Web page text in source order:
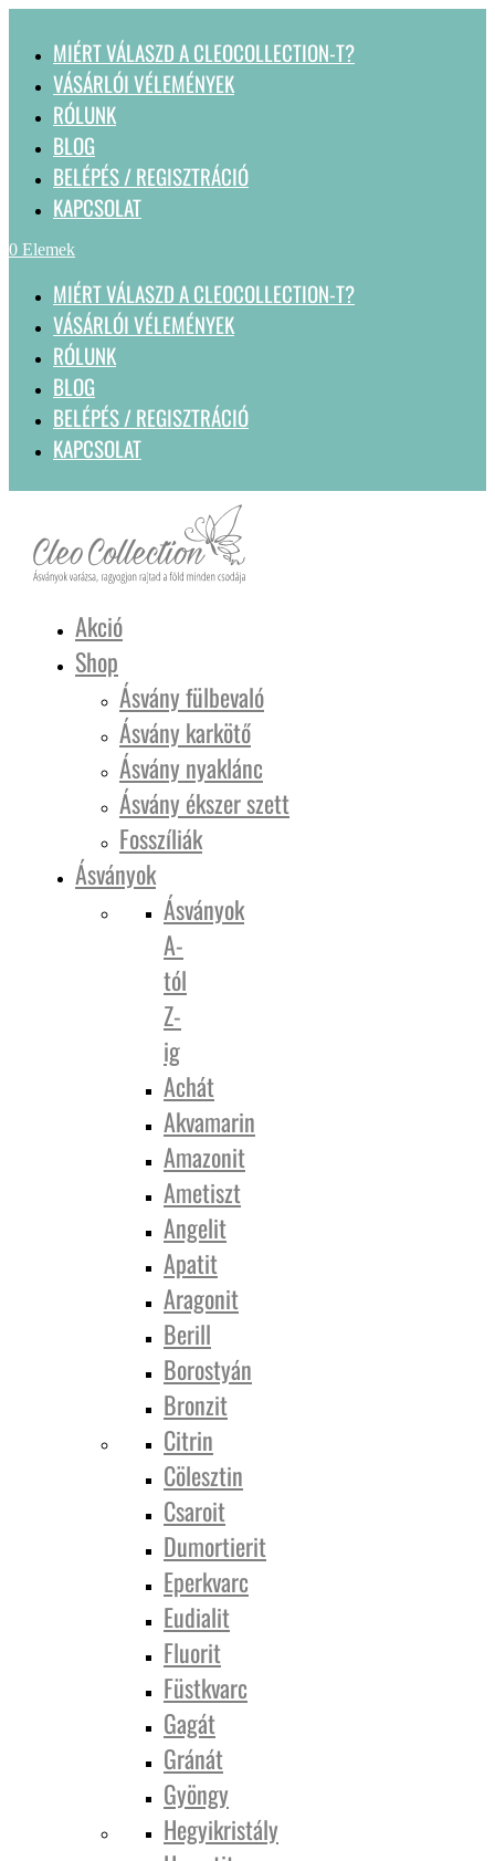
MIÉRT VÁLASZD A CLEOCOLLECTION-T?
VÁSÁRLÓI VÉLEMÉNYEK
RÓLUNK
BLOG
BELÉPÉS / REGISZTRÁCIÓ
KAPCSOLAT
0 Elemek
MIÉRT VÁLASZD A CLEOCOLLECTION-T?
VÁSÁRLÓI VÉLEMÉNYEK
RÓLUNK
BLOG
BELÉPÉS / REGISZTRÁCIÓ
KAPCSOLAT
Akció
Shop
Ásvány fülbevaló
Ásvány karkötő
Ásvány nyaklánc
Ásvány ékszer szett
Fosszíliák
Ásványok
Ásványok
A-
tól
Z-
ig
Achát
Akvamarin
Amazonit
Ametiszt
Angelit
Apatit
Aragonit
Berill
Borostyán
Bronzit
Citrin
Cölesztin
Csaroit
Dumortierit
Eperkvarc
Eudialit
Fluorit
Füstkvarc
Gagát
Gránát
Gyöngy
Hegyikristály